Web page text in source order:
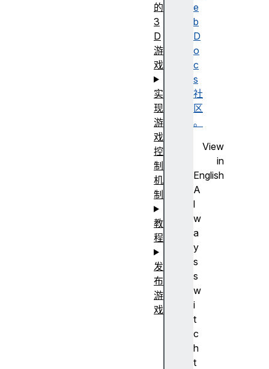
e
b
D
o
c
s
社
区
。
View
in
English
A
l
w
a
y
s
s
w
i
t
c
h
t
的
3
D
游
戏
实
现
游
戏
控
制
机
制
教
程
发
布
游
戏